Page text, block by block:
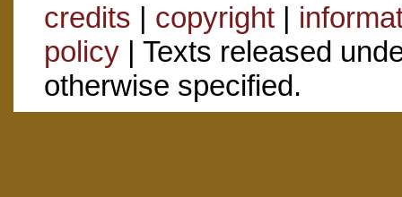
credits | copyright|
policy| Texts released
otherwise specified.